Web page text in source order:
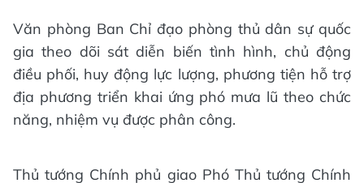
Văn phòng Ban Chỉ đạo phòng thủ dân sự quốc
gia theo dõi sát diễn biến tình hình, chủ động
điều phối, huy động lực lượng, phương tiện hỗ trợ
địa phương triển khai ứng phó mưa lũ theo chức
năng, nhiệm vụ được phân công.
Thủ tướng Chính phủ giao Phó Thủ tướng Chính